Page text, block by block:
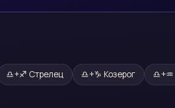
♎+♐ Стрелец ♎+♑ Козерог ♎+♒